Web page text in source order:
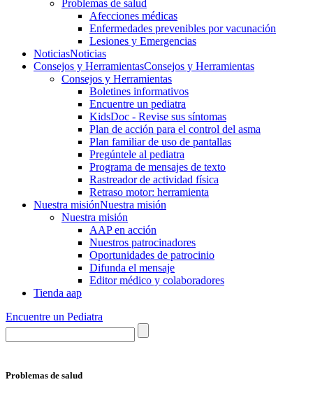
Problemas de salud
Afecciones médicas
Enfermedades prevenibles por vacunación
Lesiones y Emergencias
NoticiasNoticias
Consejos y HerramientasConsejos y Herramientas
Consejos y Herramientas
Boletines informativos
Encuentre un pediatra
KidsDoc - Revise sus síntomas
Plan de acción para el control del asma
Plan familiar de uso de pantallas
Pregúntele al pediatra
Programa de mensajes de texto
Rastre​​ador de activida​d física
Retraso motor: herramienta
Nuestra misiónNuestra misión
Nuestra misión
AAP en acción
Nuestros patrocinadores
Oportunidades de patrocinio
Difunda el mensaje
Editor médico y colaboradores
Tienda aap
Encuentre un Pediatra
Problemas de salud